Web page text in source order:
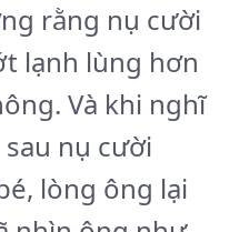
rằng nụ cười
lạnh lùng hơn
Và khi nghĩ
nụ cười
lòng ông lại